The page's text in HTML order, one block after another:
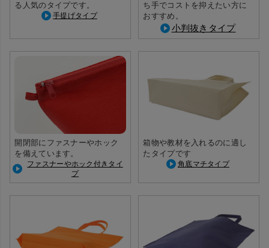
ファスナー端のループにピンを
通して封ができます
る人気のタイプです。
手提げタイプ
ち手でコストを抑えたい方に
おすすめ。
小判抜きタイプ
開閉部にファスナーやホック
を備えています。
ファスナーやホック付きタイ
プ
箱物や教材を入れるのに適し
たタイプです
角底マチタイプ